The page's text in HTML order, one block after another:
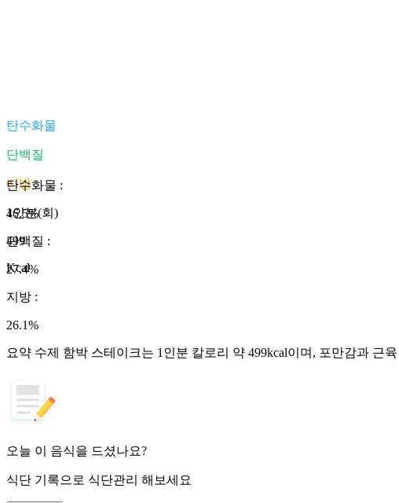
탄수화물
단백질
지방
1인분(회)
499
Kcal
탄수화물 :
46.5%
단백질 :
27.4%
지방 :
26.1%
요약 수제 함박 스테이크는 1인분 칼로리 약 499kcal이며, 포만감과 근
오늘 이 음식을 드셨나요?
식단 기록으로 식단관리 해보세요